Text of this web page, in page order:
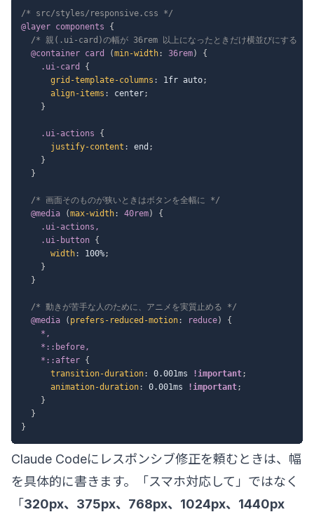
/* src/styles/responsive.css */
@layer components
{
/* 親(.ui-card)の幅が 36rem 以上になったときだけ横並びにする */
@container card (min-width: 36rem)
{
.ui-card
{
grid-template-columns : 1fr auto;
align-items : center;
}
.ui-actions
{
justify-content : end ;
}
}
/* 画面そのものが狭いときはボタンを全幅に */
@media
(max-width: 40rem)
{
.ui-actions,
    .ui-button
{
width: 100%;
}
}
/* 動きが苦手な人のために、アニメを実質止める */
@media
( prefers-reduced-motion: reduce)
{
*,
    *::before,
    *::after
{
transition-duration: 0.001ms !important;
animation-duration: 0.001ms !important;
}
}
}
Claude Codeにレスポンシブ修正を頼むときは、幅
を具体的に書きます。「スマホ対応して」ではなく
「 320px、375px、768px、1024px、1440px